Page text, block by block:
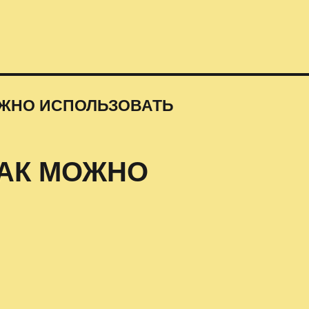
ИСПОЛЬЗОВАТЬ
МОЖНО